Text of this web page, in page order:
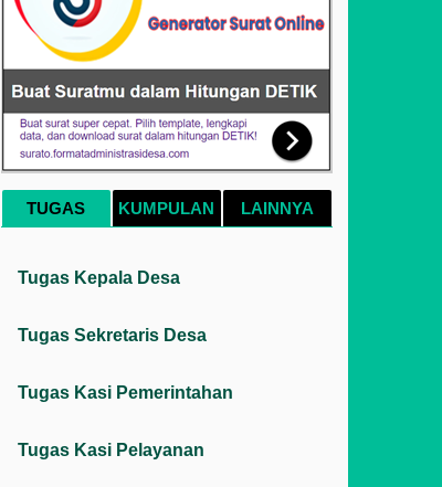
TUGAS KUMPULAN LAINNYA
Tugas Kepala Desa
Tugas Sekretaris Desa
Tugas Kasi Pemerintahan
Tugas Kasi Pelayanan